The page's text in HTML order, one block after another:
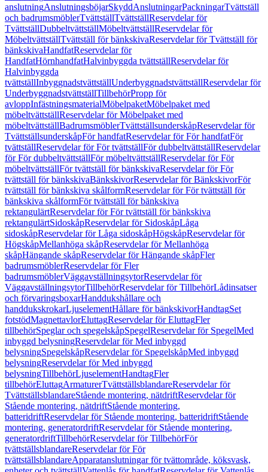
anslutningAnslutningsböjarSkyddAnslutningarPackningarTvättställ
och badrumsmöblerTvättställTvättställReservdelar för
TvättställDubbeltvättställMöbeltvättställReservdelar för
MöbeltvättställTvättställ för bänkskivaReservdelar för Tvättställ för
bänkskivaHandfatReservdelar för
HandfatHörnhandfatHalvinbyggda tvättställReservdelar för
Halvinbyggda
tvättställInbyggnadstvättställUnderbyggnadstvättställReservdelar för
UnderbyggnadstvättställTillbehörPropp för
avloppInfästningsmaterialMöbelpaketMöbelpaket med
möbeltvättställReservdelar för Möbelpaket med
möbeltvättställBadrumsmöblerTvättställsunderskåpReservdelar för
TvättställsunderskåpFör handfatReservdelar för För handfatFör
tvättställReservdelar för För tvättställFör dubbeltvättställReservdelar
för För dubbeltvättställFör möbeltvättställReservdelar för För
möbeltvättställFör tvättställ för bänkskivaReservdelar för För
tvättställ för bänkskivaBänkskivorReservdelar för BänkskivorFör
tvättställ för bänkskiva skålformReservdelar för För tvättställ för
bänkskiva skålformFör tvättställ för bänkskiva
rektangulärtReservdelar för För tvättställ för bänkskiva
rektangulärtSidoskåpReservdelar för SidoskåpLåga
sidoskåpReservdelar för Låga sidoskåpHögskåpReservdelar för
HögskåpMellanhöga skåpReservdelar för Mellanhöga
skåpHängande skåpReservdelar för Hängande skåpFler
badrumsmöblerReservdelar för Fler
badrumsmöblerVäggavställningsytorReservdelar för
VäggavställningsytorTillbehörReservdelar för TillbehörLådinsatser
och förvaringsboxarHanddukshållare och
handdukskrokarLjuselementHållare för bänkskivorHandtagSet
fotstödMagnettavlorEluttagReservdelar för EluttagFler
tillbehörSpeglar och spegelskåpSpegelReservdelar för SpegelMed
inbyggd belysningReservdelar för Med inbyggd
belysningSpegelskåpReservdelar för SpegelskåpMed inbyggd
belysningReservdelar för Med inbyggd
belysningTillbehörLjuselementHandtagFler
tillbehörEluttagArmaturerTvättställsblandareReservdelar för
TvättställsblandareStående montering, nätdriftReservdelar för
Stående montering, nätdriftStående montering,
batteridriftReservdelar för Stående montering, batteridriftStående
montering, generatordriftReservdelar för Stående montering,
generatordriftTillbehörReservdelar för TillbehörFör
tvättställsblandareReservdelar för För
tvättställsblandareApparatanslutningar för tvättområde, köksvask,